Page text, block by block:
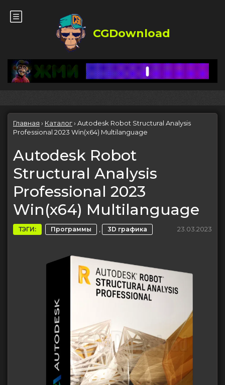
CGDownload
Главная › Каталог› Autodesk Robot Structural Analysis
Professional 2023 Win(x64) Multilanguage
Autodesk Robot
Structural Analysis
Professional 2023
Win(x64) Multilanguage
ТЭГИ: Программы , 3D графика 23.03.2023